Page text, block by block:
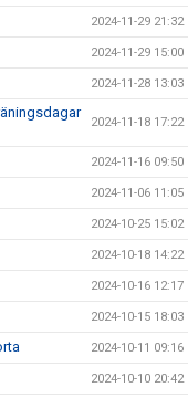
2024-11-29 21:32
2024-11-29 15:00
2024-11-28 13:03
2024-11-18 17:22
2024-11-16 09:50
2024-11-06 11:05
2024-10-25 15:02
2024-10-18 14:22
2024-10-16 12:17
2024-10-15 18:03
2024-10-11 09:16
2024-10-10 20:42